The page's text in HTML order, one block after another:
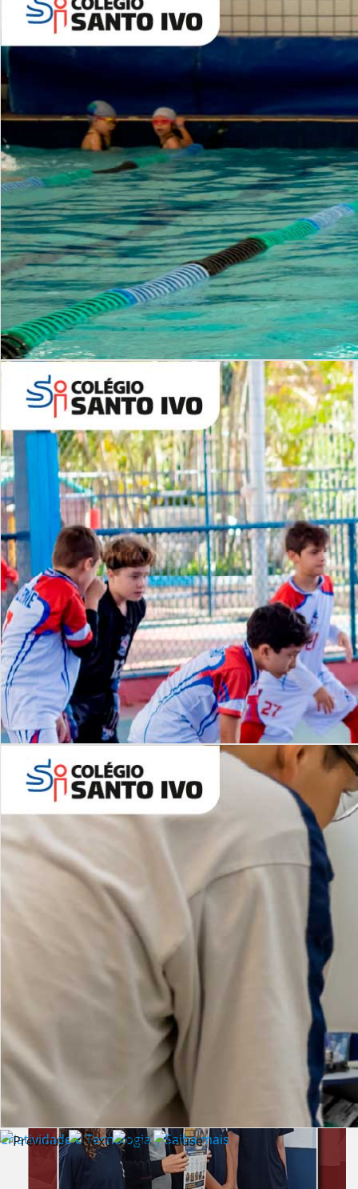
Período Integral | Saiba mais
Desafios | Saiba mais
Criatividade e Tecnologia | Saiba mais
ALUNOS NOVOS
Entre em Contato
INSTITUCIONAL
Lista de vídeos
NOSSOCANAL